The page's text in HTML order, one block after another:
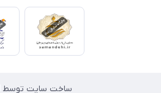
ساخت سایت توسط